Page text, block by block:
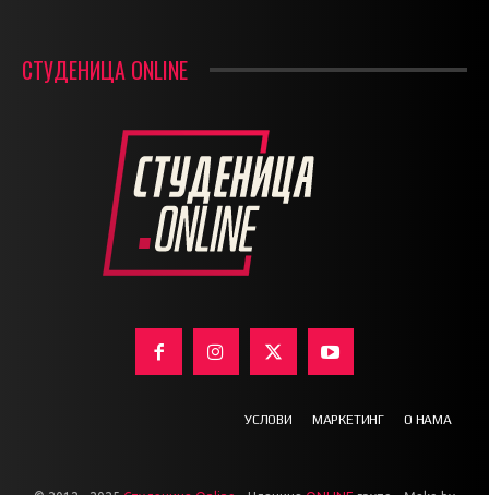
СТУДЕНИЦА ONLINE
УСЛОВИ МАРКЕТИНГ О НАМА